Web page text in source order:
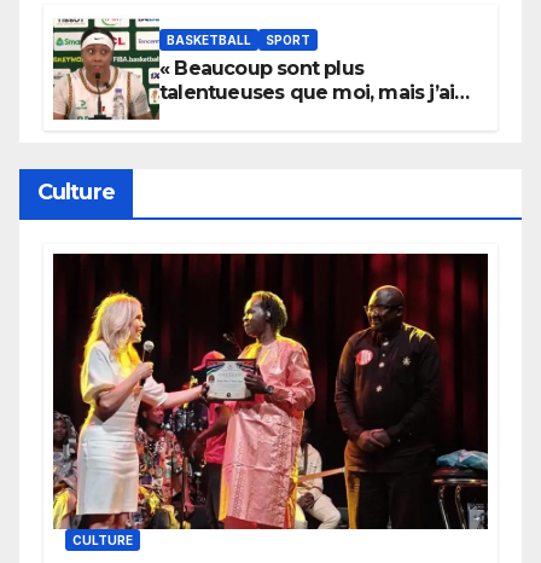
BASKETBALL SPORT
« Beaucoup sont plus
talentueuses que moi, mais j’ai
Culture
CULTURE